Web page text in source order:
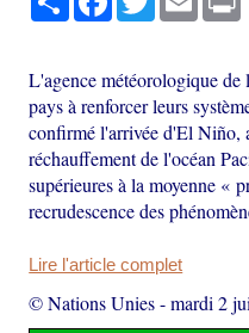
L'agence météorologique
pays à renforcer leurs
confirmé l'arrivée d'El Niño,
réchauffement de l'océan
supérieures à la moyenne «
recrudescence des
Lire l'article complet
© Nations Unies-mardi 2